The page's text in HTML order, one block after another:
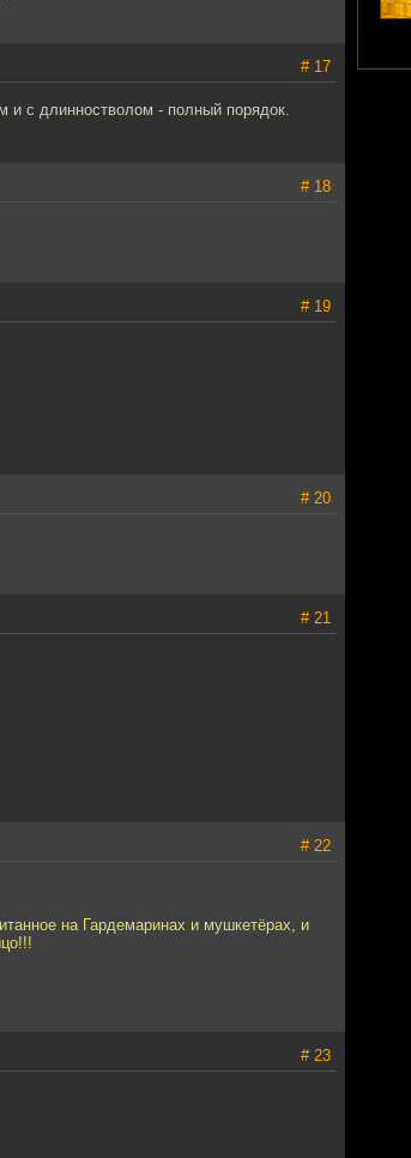
# 17
и с длинностволом - полный порядок.
# 18
# 19
# 20
# 21
# 22
на Гардемаринах и мушкетёрах, и
# 23